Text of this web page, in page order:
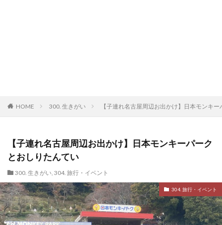
HOME 300. 生きがい 【子連れ名古屋周辺お出かけ】日本モンキ
【子連れ名古屋周辺お出かけ】日本モンキーパーク
とおしりたんてい
300. 生きがい, 304. 旅行・イベント
304. 旅行・イベント